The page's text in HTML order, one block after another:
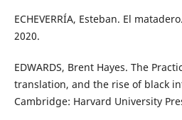
ECHEVERRÍA, Esteban. El
2020.
EDWARDS, Brent Hayes. The
translation, and the rise of black
Cambridge: Harvard University